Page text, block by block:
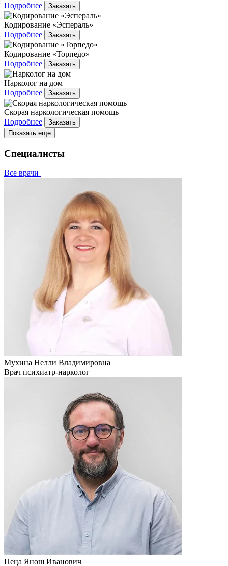
Подробнее
Заказать
Кодирование «Эспераль»
Подробнее
Заказать
Кодирование «Торпедо»
Подробнее
Заказать
Нарколог на дом
Подробнее
Заказать
Скорая наркологическая помощь
Подробнее
Заказать
Показать еще
Специалисты
Все врачи
Мухина Нелли Владимировна
Врач психиатр-нарколог
Пеца Янош Иванович